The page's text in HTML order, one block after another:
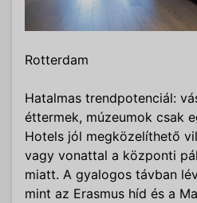
Rotterdam
Hatalmas trendpotenciál:
éttermek, múzeumok csak
Hotels jól megközelíthető
vagy vonattal a központi
miatt. A gyalogos távban
mint az Erasmus híd és a